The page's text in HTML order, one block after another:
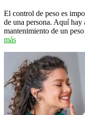
El control de peso es
de una persona. Aquí hay
mantenimiento de un
más